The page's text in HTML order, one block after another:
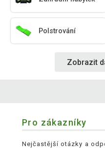
Polstrování
Zobrazit
Pro zákazníky
Nejčastější otázky a